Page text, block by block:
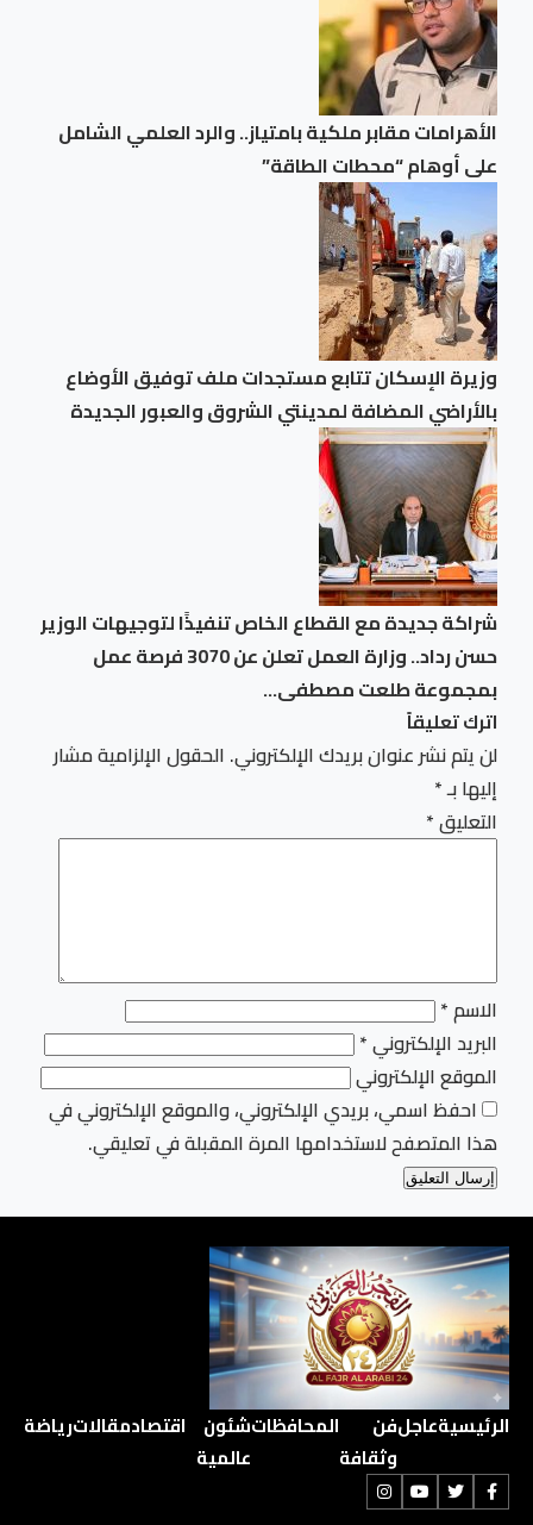
الأهرامات مقابر ملكية بامتياز.. والرد العلمي الشامل
على أوهام “محطات الطاقة”
وزيرة الإسكان تتابع مستجدات ملف توفيق الأوضاع
بالأراضي المضافة لمدينتي الشروق والعبور الجديدة
شراكة جديدة مع القطاع الخاص تنفيذًا لتوجيهات الوزير
حسن رداد.. وزارة العمل تعلن عن 3070 فرصة عمل
بمجموعة طلعت مصطفى…
اترك تعليقاً
لن يتم نشر عنوان بريدك الإلكتروني. الحقول الإلزامية مشار
إليها بـ*
التعليق*
الاسم*
البريد الإلكتروني*
الموقع الإلكتروني
احفظ اسمي، بريدي الإلكتروني، والموقع الإلكتروني في
هذا المتصفح لاستخدامها المرة المقبلة في تعليقي.
الرئيسيةعاجلفن
وثقافة
المحافظاتشئون
عالمية
اقتصادمقالاترياضة